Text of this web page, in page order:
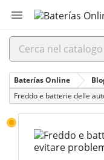

Baterías Online
Freddo e batterie delle